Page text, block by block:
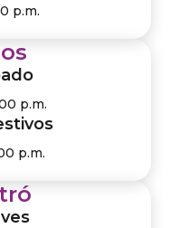
p.m.
p.m.
p.m.